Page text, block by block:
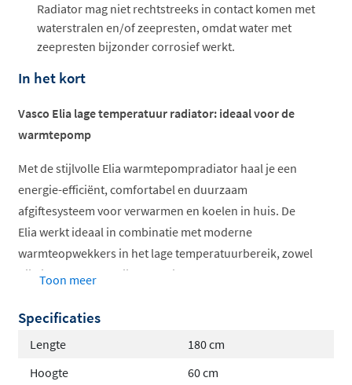
Radiator mag niet rechtstreeks in contact komen met
waterstralen en/of zeepresten, omdat water met
zeepresten bijzonder corrosief werkt.
In het kort
Vasco Elia lage temperatuur radiator: ideaal voor de
warmtepomp
Met de stijlvolle Elia warmtepompradiator haal je een
energie-efficiënt, comfortabel en duurzaam
afgiftesysteem voor verwarmen en koelen in huis. De
Elia werkt ideaal in combinatie met moderne
warmteopwekkers in het lage temperatuurbereik, zowel
bij nieuwbouw als bij renovatie.
Verkrijgbaar met drie designs
voorplaten:
Elia 4K (profiel)
Toon meer
Specificaties
Lengte
180 cm
Hoogte
60 cm